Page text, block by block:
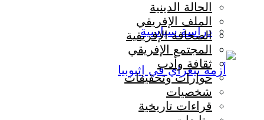
دراسة سياسية
الحالة الدينية
الملف الإفريقي
الصحافة الإفريقية
المجتمع الإفريقي
ثقافة وأدب
حوارات وتحقيقات
شخصيات
قراءات تاريخية